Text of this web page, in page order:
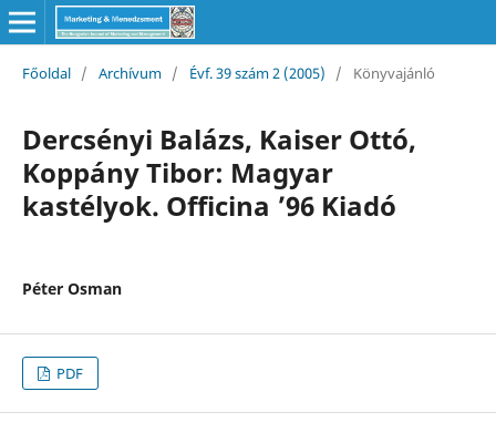
Főoldal / Archívum / Évf. 39 szám 2 (2005) / Könyvajánló
Dercsényi Balázs, Kaiser Ottó,
Koppány Tibor: Magyar
kastélyok. Officina ’96 Kiadó
Péter Osman
PDF